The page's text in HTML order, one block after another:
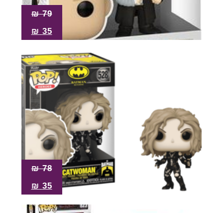
79
₪
35
₪
78
₪
35
₪